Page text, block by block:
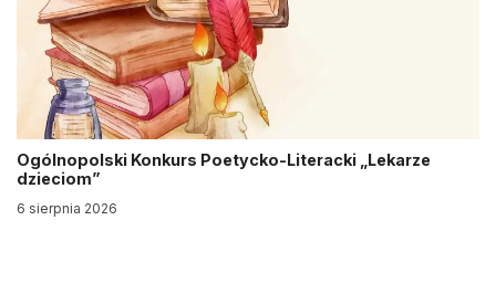
Ogólnopolski Konkurs Poetycko-Literacki „Lekarze
dzieciom”
6 sierpnia 2026